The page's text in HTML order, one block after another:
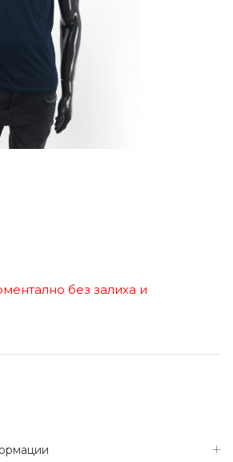
без залиха и
Lost password?